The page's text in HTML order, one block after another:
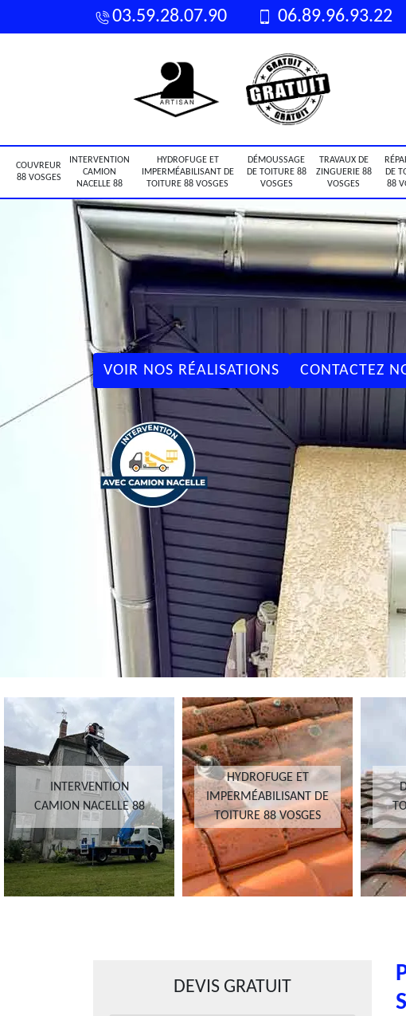
03.59.28.07.90 06.89.96.93.22
COUVREUR
88 VOSGES
INTERVENTION
CAMION
NACELLE 88
HYDROFUGE ET
IMPERMÉABILISANT DE
TOITURE 88 VOSGES
DÉMOUSSAGE
DE TOITURE 88
VOSGES
TRAVAUX DE
ZINGUERIE 88
VOSGES
DE
88
VOIR NOS RÉALISATIONS CONTACTEZ
INTERVENTION
CAMION NACELLE 88
HYDROFUGE ET
IMPERMÉABILISANT DE
TOITURE 88 VOSGES
DEVIS GRATUIT